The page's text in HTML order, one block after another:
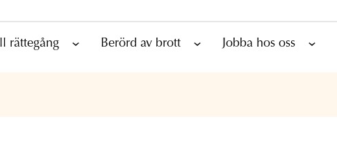
rättegång Berörd av brott Jobba hos oss